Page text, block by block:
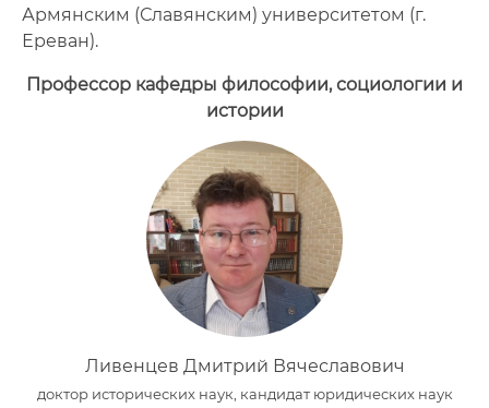
Профессор кафедры философии, социологии и
истории
Ливенцев Дмитрий Вячеславович
доктор исторических наук, кандидат юридических наук
Армянским (Славянским) университетом (г.
Ереван).